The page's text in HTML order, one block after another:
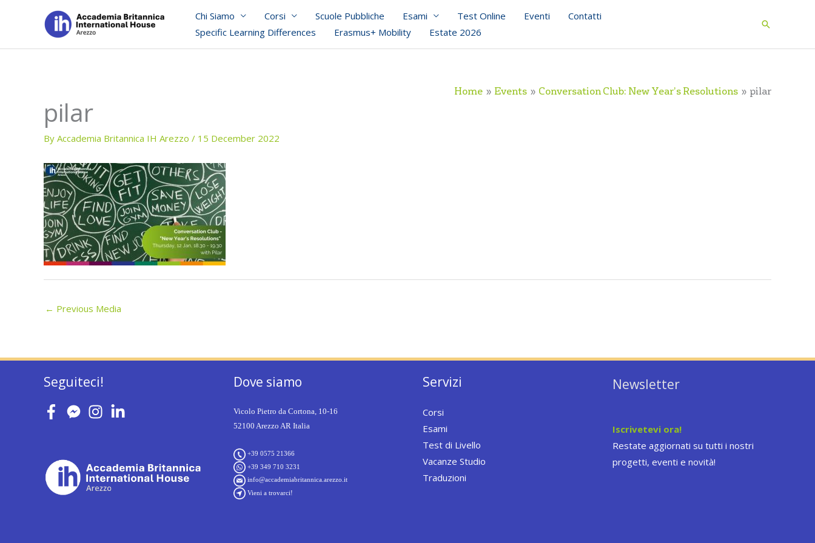
Chi Siamo Corsi Scuole Pubbliche Esami Test Online Eventi
Contatti
Specific Learning Differences
Erasmus+ Mobility Estate 2026 Search
Home Events Conversation Club: New Year’s Resolutions pilar
pilar
By Accademia Britannica IH Arezzo / 15 December 2022
← Previous Media
Seguiteci! Dove siamo
Vicolo Pietro da Cortona, 10-16
52100 Arezzo AR Italia
+39 0575 21366
+39 349 710 3231
info@accademiabritannica.arezzo.it
Vieni a trovarci!
Servizi
Corsi
Esami
Test di Livello
Vacanze Studio
Traduzioni
Newsletter
Iscrivetevi ora!
Restate aggiornati su tutti i nostri
progetti, eventi e novità!